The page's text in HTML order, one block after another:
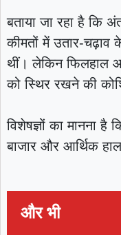
बताया जा रहा है कि
कीमतों में उतार-
थीं। लेकिन फिलहाल
को स्थिर रखने की
विशेषज्ञों का मानना है
बाजार और आर्थिक
और भी